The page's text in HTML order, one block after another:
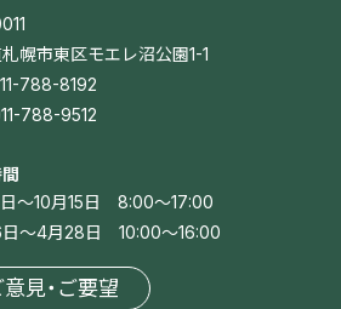
幌市東区モエレ沼公園1-1
788-8192
788-9512
～10月15日 8:00～17:00
日～4月28日 10:00～16:00
意見・ご要望